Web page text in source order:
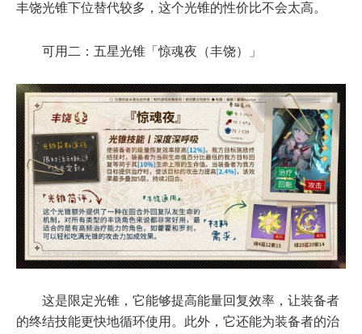
丰饶光锥下位替代较多，这个光锥的性价比不会太高。
可用二：五星光锥「惊魂夜（丰饶）」
这是限定光锥，它能够提高能量回复效率，让装备者
的终结技能更快地循环使用。此外，它还能为装备者的治